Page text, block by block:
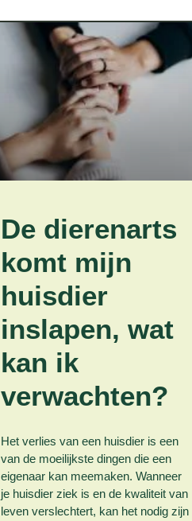
De dierenarts
komt mijn
huisdier
inslapen, wat
kan ik
verwachten?
Het verlies van een huisdier is een
van de moeilijkste dingen die een
eigenaar kan meemaken. Wanneer
je huisdier ziek is en de kwaliteit van
leven verslechtert, kan het nodig zijn